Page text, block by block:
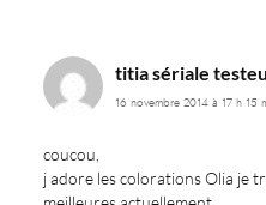
titia sériale
16 novembre 2014 à 17 h 15
coucou,
j adore les colorations Olia je